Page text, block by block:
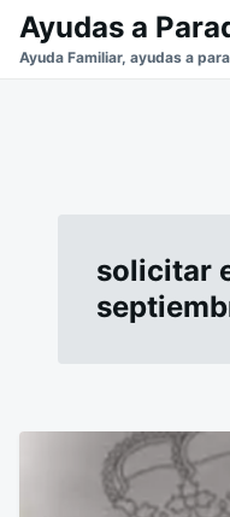
SaltarBuscar:
Ayudas a
Ayuda Familiar, ayudas a
solicitar